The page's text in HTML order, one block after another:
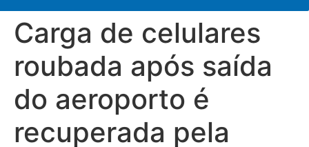
Carga de celulares
roubada após saída
do aeroporto é
recuperada pela